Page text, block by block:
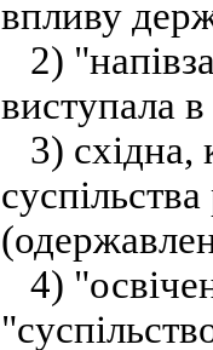
впливу
2)
виступала
3) східна,
4)